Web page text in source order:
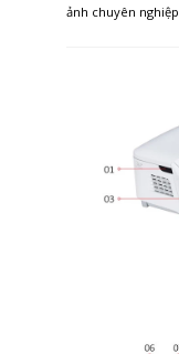
ảnh chuyên nghiệp.